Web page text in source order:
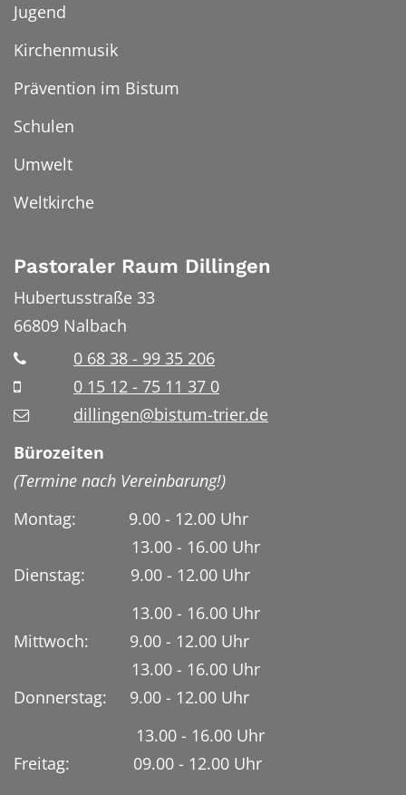
Jugend
Kirchenmusik
Prävention im Bistum
Schulen
Umwelt
Weltkirche
Pastoraler Raum Dillingen
Hubertusstraße 33
66809 Nalbach
0 68 38 - 99 35 206
0 15 12 - 75 11 37 0
dillingen@bistum-trier.de
Bürozeiten
(Termine nach Vereinbarung!)
Montag: 9.00 - 12.00 Uhr
13.00 - 16.00 Uhr
Dienstag:
9.00 - 12.00 Uhr
13.00 - 16.00 Uhr
Mittwoch: 9.00 - 12.00 Uhr
13.00 - 16.00 Uhr
Donnerstag: 9.00 - 12.00 Uhr
13.00 - 16.00 Uhr
Freitag: 09.00 - 12.00 Uhr